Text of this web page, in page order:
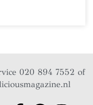
020 894 7552 of